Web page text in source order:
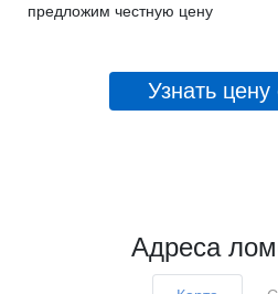
предложим честную цену
Узнать цену
Адреса